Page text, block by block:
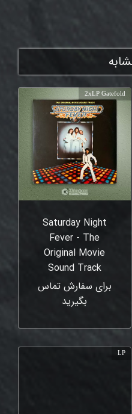
Saturday Night
Fever - The
Original Movie
Sound Track
برای سفارش تماس
بگیرید
2xLP Gatefold
LP